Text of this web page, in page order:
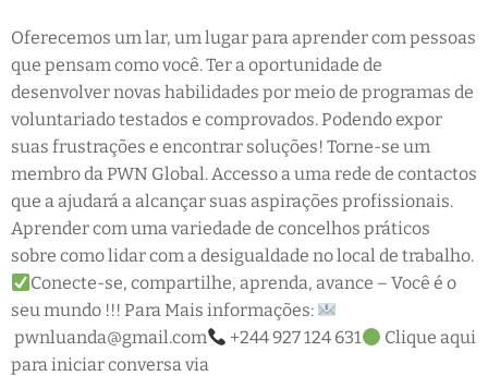
Oferecemos um lar, um lugar para aprender com pessoas
que pensam como você. Ter a oportunidade de
desenvolver novas habilidades por meio de programas de
voluntariado testados e comprovados. Podendo expor
suas frustrações e encontrar soluções! Torne-se um
membro da PWN Global. Accesso a uma rede de contactos
que a ajudará a alcançar suas aspirações profissionais.
Aprender com uma variedade de concelhos práticos
sobre como lidar com a desigualdade no local de trabalho.
Conecte-se, compartilhe, aprenda, avance – Você é o
seu mundo !!! Para Mais informações:
pwnluanda@gmail.com
+244 927 124 631
Clique aqui
para iniciar conversa via